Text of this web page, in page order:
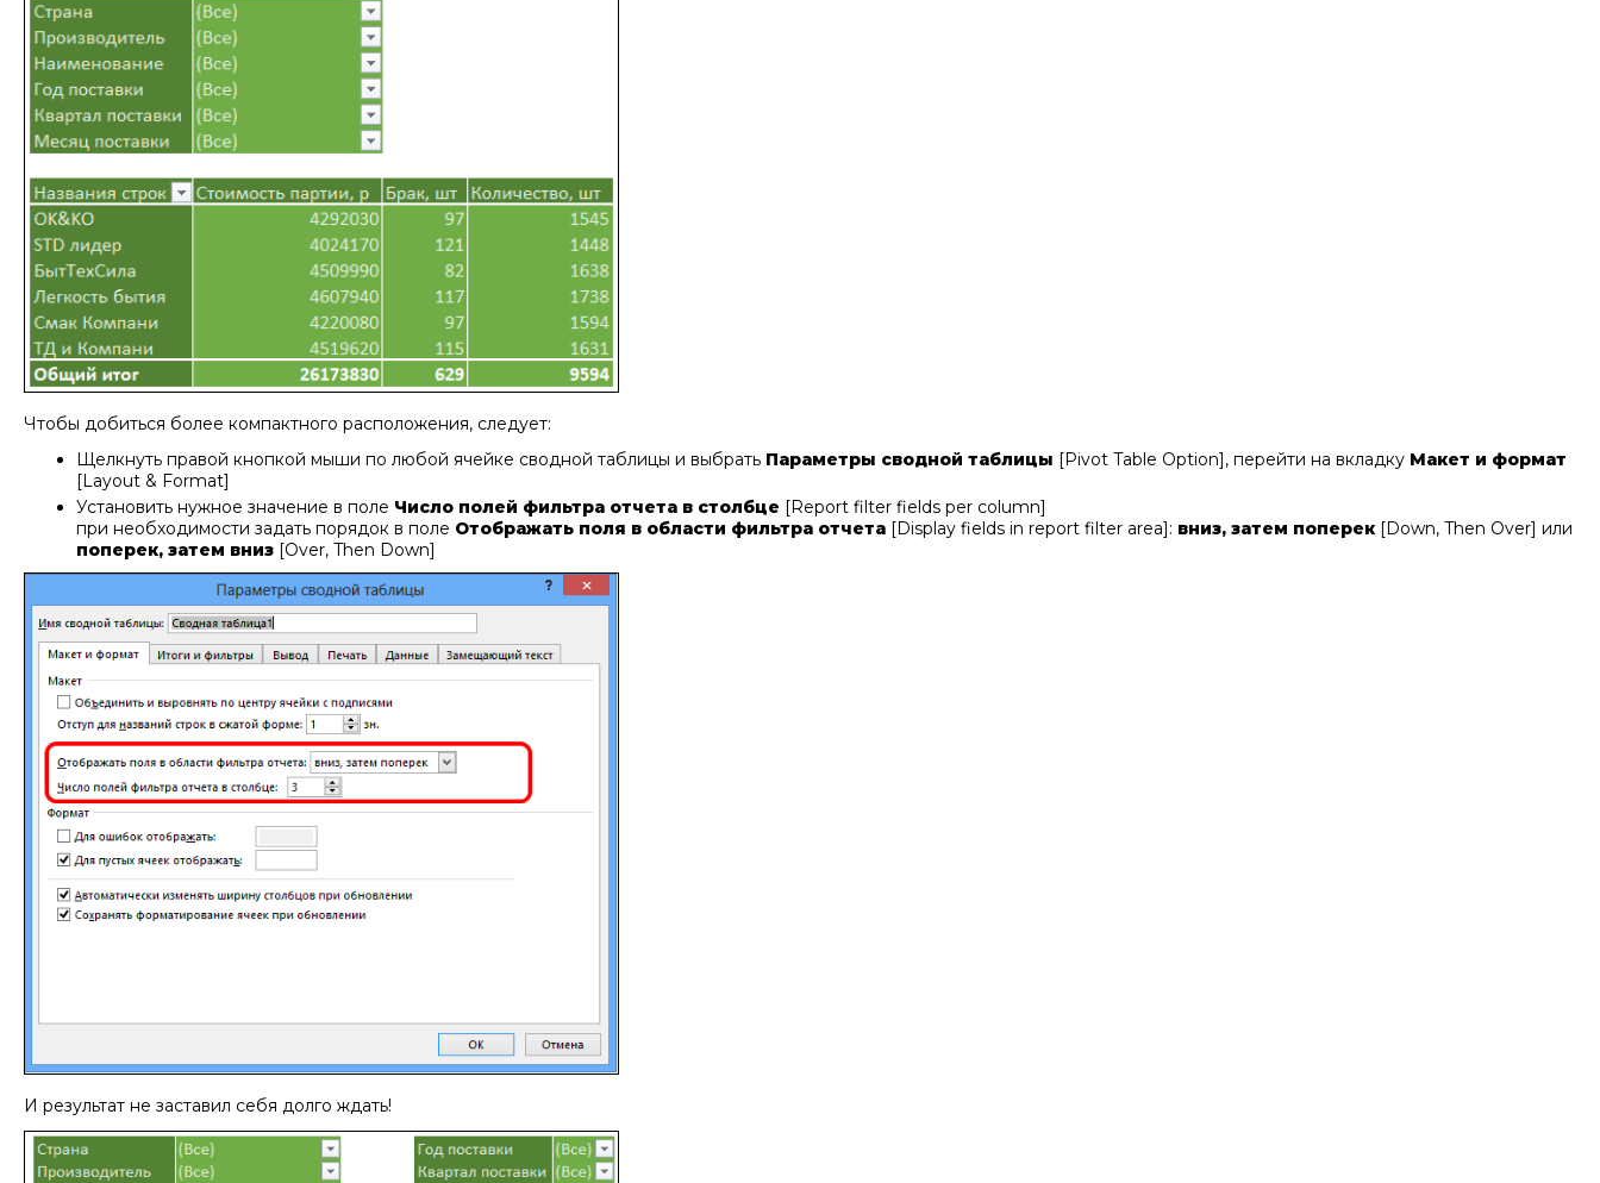
Чтобы добиться более компактного расположения, следует:
Щелкнуть правой кнопкой мыши по любой ячейке сводной таблицы и выбрать Параметры сводной таблицы [Pivot Table Option], перейти на вкладку Макет и формат
[Layout & Format]
Установить нужное значение в поле Число полей фильтра отчета в столбце [Report filter fields per column]
при необходимости задать порядок в поле Отображать поля в области фильтра отчета [Display fields in report filter area]: вниз, затем поперек [Down, Then Over] или
поперек, затем вниз [Over, Then Down]
И результат не заставил себя долго ждать!